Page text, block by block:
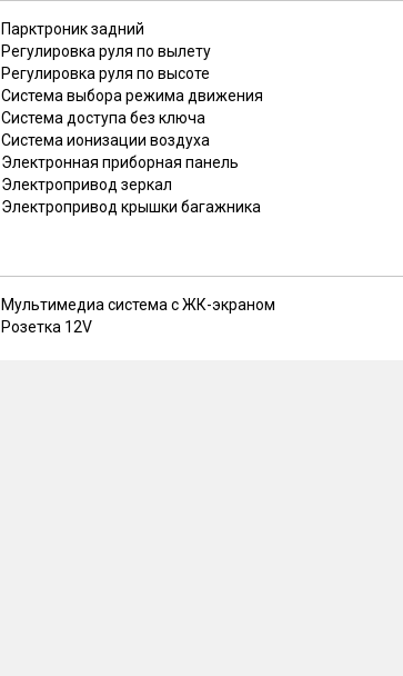
Парктроник задний
Регулировка руля по вылету
Регулировка руля по высоте
Система выбора режима движения
Система доступа без ключа
Система ионизации воздуха
Электронная приборная панель
Электропривод зеркал
Электропривод крышки багажника
Мультимедиа система с ЖК-экраном
Розетка 12V